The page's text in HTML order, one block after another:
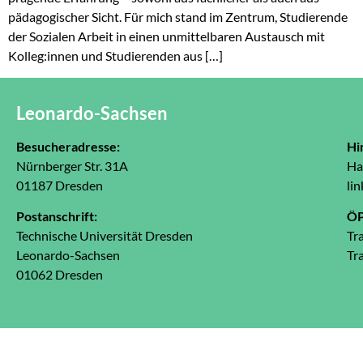
pädagogischer Sicht. Für mich stand im Zentrum, Studierende
der Sozialen Arbeit in einen unmittelbaren Austausch mit
Kolleg:innen und Studierenden aus […]
Leonardo-Sachsen
Besucheradresse:
Nürnberger Str. 31A
01187 Dresden
Postanschrift:
Technische Universität Dresden
Leonardo-Sachsen
01062 Dresden